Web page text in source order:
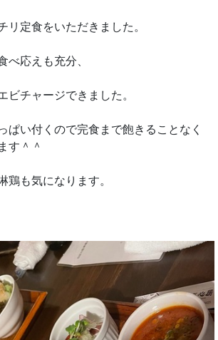
リ定食をいただきました。
べ応えも充分、
ビチャージできました。
ぱい付くので完食まで飽きることなく
す＾＾
鶏も気になります。